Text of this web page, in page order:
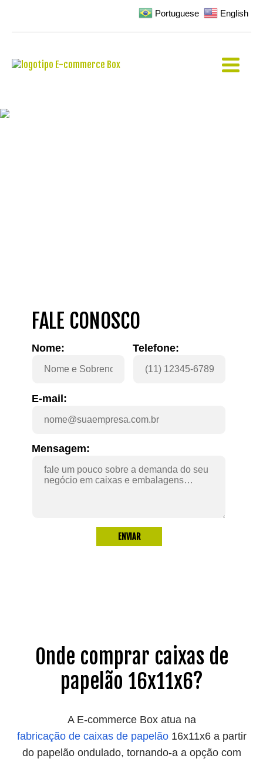
Portuguese English
FALE CONOSCO
Nome: Telefone:
E-mail:
Mensagem:
Onde comprar caixas de
papelão 16x11x6?
A E-commerce Box atua na
fabricação de caixas de papelão16x11x6 a partir
do papelão ondulado, tornando-a a opção com